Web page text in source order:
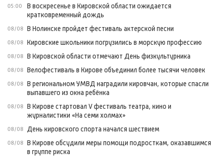
05:00
В воскресенье в Кировской области ожидается
кратковременный дождь
08/08 В Нолинске пройдет фестиваль актерской песни
08/08 Кировские школьники погрузились в морскую профессию
08/08 В Кировской области отмечают День физкультурника
08/08 Велофестиваль в Кирове объединил более тысячи человек
08/08 В региональном УМВД наградили кировчан, которые спасли
выпавшего из окна ребёнка
08/08 В Кирове стартовал V фестиваль театра, кино и
журналистики «На семи холмах»
08/08 День кировского спорта начался шествием
08/08 В Кирове обсудили меры помощи подросткам, оказавшимся
в группе риска